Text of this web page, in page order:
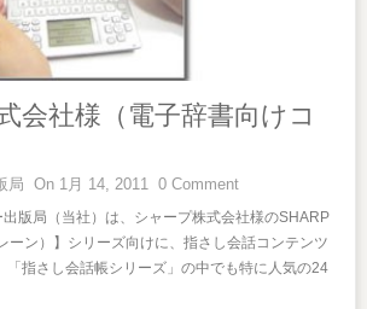
会社様（電子辞書向けコ
局 On 1月 14, 2011 0 Comment
版局（当社）は、シャープ株式会社様のSHARP
ーン）】シリーズ向けに、指さし会話コンテンツ
「指さし会話帳シリーズ」の中でも特に人気の24